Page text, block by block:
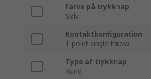
Farve på trykknap
Sølv
Kontaktkonfiguration
1-polet single throw
Type af trykknap
Rund